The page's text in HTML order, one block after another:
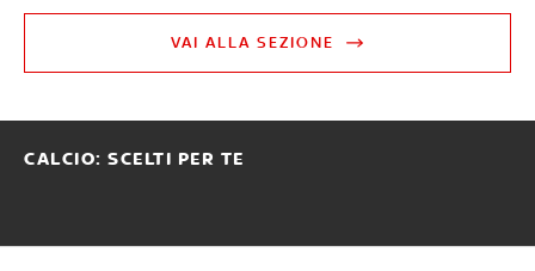
VAI ALLA SEZIONE
CALCIO: SCELTI PER TE